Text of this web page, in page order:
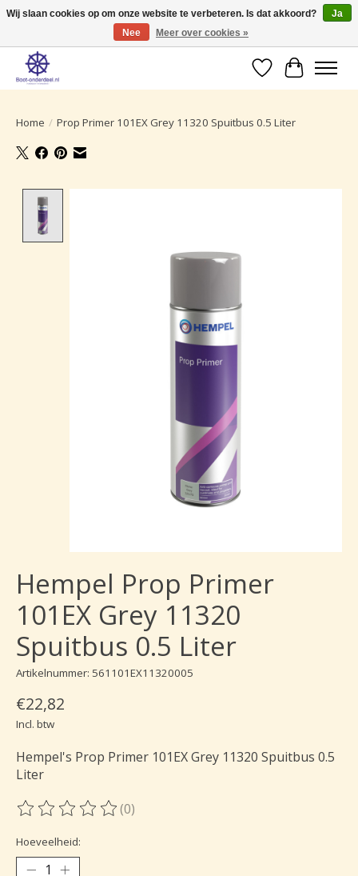
Ruime selectie producten voor uw boot onderhoud.
Verlanglijst
Home / Prop Primer 101EX Grey 11320 Spuitbus 0.5 Liter
Hempel Prop Primer
101EX Grey 11320
Spuitbus 0.5 Liter
Artikelnummer: 561101EX11320005
€22,82
Incl. btw
Hempel's Prop Primer 101EX Grey 11320 Spuitbus 0.5
Liter
De beoordeling van dit product is
(0)
Hoeveelheid:
Wij slaan cookies op om onze website te verbeteren. Is dat akkoord?
Ja
Nee
Meer over cookies »